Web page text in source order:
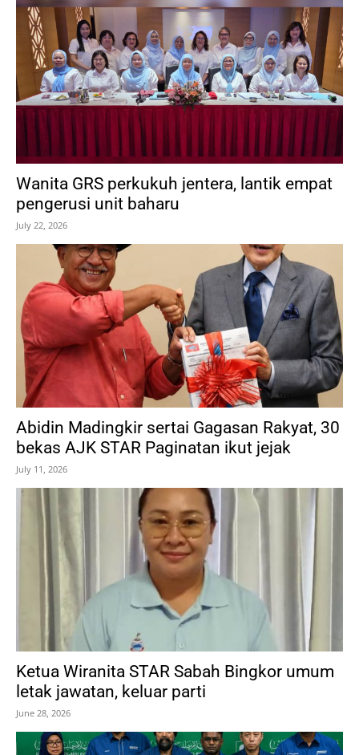
Wanita GRS perkukuh jentera, lantik empat
pengerusi unit baharu
July 22, 2026
Abidin Madingkir sertai Gagasan Rakyat, 30
bekas AJK STAR Paginatan ikut jejak
July 11, 2026
Ketua Wiranita STAR Sabah Bingkor umum
letak jawatan, keluar parti
June 28, 2026